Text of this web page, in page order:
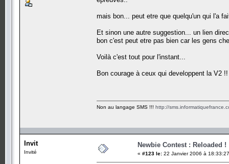
mais bon... peut etre que quelqu'un qui l'a
Et sinon une autre suggestion... un lien
bon c'est peut etre pas bien car les gens
Voilà c'est tout pour l'instant...
Bon courage à ceux qui developpent la V2 !!
Non au langage SMS !!! http://
Invit
Invité
Newbie Contest : Reloaded !
« #123 le: 22 Janvier 2006 à